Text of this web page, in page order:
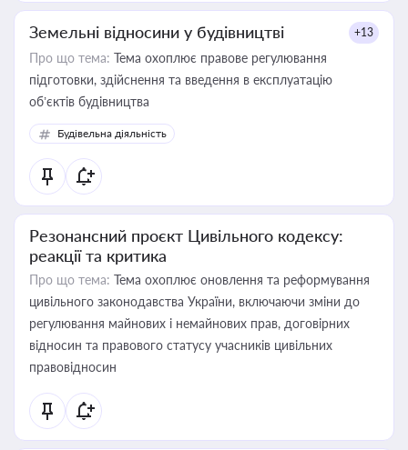
Земельні відносини у будівництві +13
Про що тема: Тема охоплює правове регулювання
підготовки, здійснення та введення в експлуатацію
об’єктів будівництва
Будівельна діяльність
Резонансний проєкт Цивільного кодексу:
реакції та критика
Про що тема: Тема охоплює оновлення та реформування
цивільного законодавства України, включаючи зміни до
регулювання майнових і немайнових прав, договірних
відносин та правового статусу учасників цивільних
правовідносин